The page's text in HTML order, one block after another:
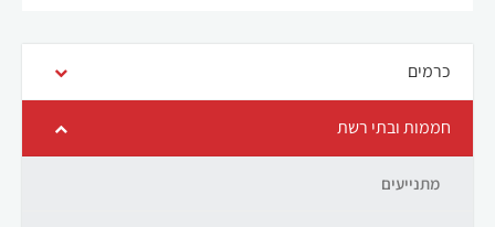
כרמים
חממות ובתי רשת
מתנייעים